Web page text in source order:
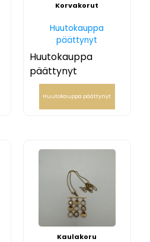
Korvakorut
Huutokauppa
päättynyt
Huutokauppa
päättynyt
Huutokauppa päättynyt
Kaulakoru